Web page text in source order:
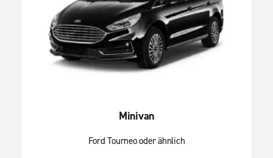
Minivan
Ford Tourneo oder ähnlich